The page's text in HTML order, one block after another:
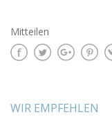
Mitteilen
WIR EMPFEHLEN